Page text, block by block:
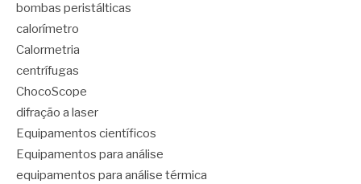
bombas peristálticas
calorímetro
Calormetria
centrífugas
ChocoScope
difração a laser
Equipamentos científicos
Equipamentos para análise
equipamentos para análise térmica